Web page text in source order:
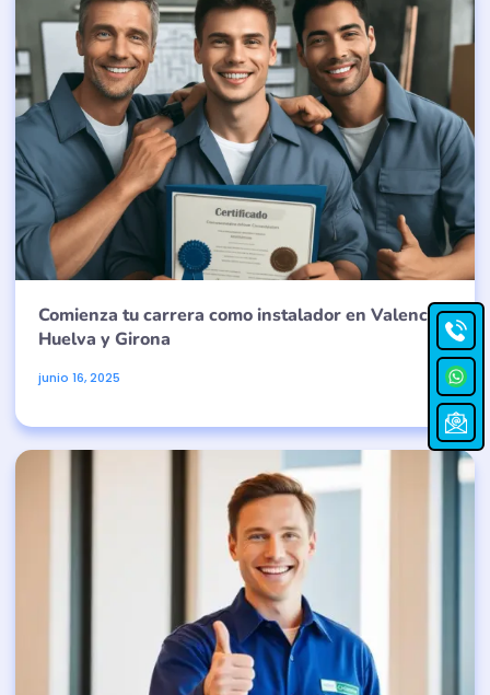
Comienza tu carrera como instalador en Valencia,
Huelva y Girona
junio 16, 2025